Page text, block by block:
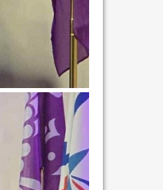
السكرتير العام يستقبل فرع اربيل